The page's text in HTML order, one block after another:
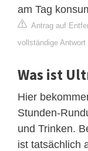
am Tag
Antrag auf
vollständige
Was ist
Hier
Stunden-
und Trinken.
ist tatsächlich